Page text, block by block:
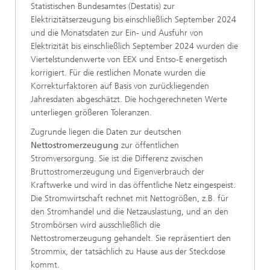
Statistischen Bundesamtes (Destatis) zur
Elektrizitätserzeugung bis einschließlich September 2024
und die Monatsdaten zur Ein- und Ausfuhr von
Elektrizität bis einschließlich September 2024 wurden die
Viertelstundenwerte von EEX und Entso-E energetisch
korrigiert. Für die restlichen Monate wurden die
Korrekturfaktoren auf Basis von zurückliegenden
Jahresdaten abgeschätzt. Die hochgerechneten Werte
unterliegen größeren Toleranzen.
Zugrunde liegen die Daten zur deutschen
Nettostromerzeugung zur öffentlichen
Stromversorgung. Sie ist die Differenz zwischen
Bruttostromerzeugung und Eigenverbrauch der
Kraftwerke und wird in das öffentliche Netz eingespeist.
Die Stromwirtschaft rechnet mit Nettogrößen, z.B. für
den Stromhandel und die Netzauslastung, und an den
Strombörsen wird ausschließlich die
Nettostromerzeugung gehandelt. Sie repräsentiert den
Strommix, der tatsächlich zu Hause aus der Steckdose
kommt.